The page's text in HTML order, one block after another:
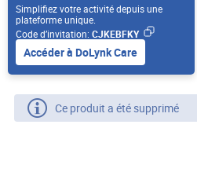
Simplifiez votre activité depuis une
plateforme unique.
Code d’invitation: CJKEBFKY
Accéder à DoLynk Care
Ce produit a été supprimé